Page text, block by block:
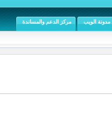
مدونة الويب مركز الدعم والمساندة